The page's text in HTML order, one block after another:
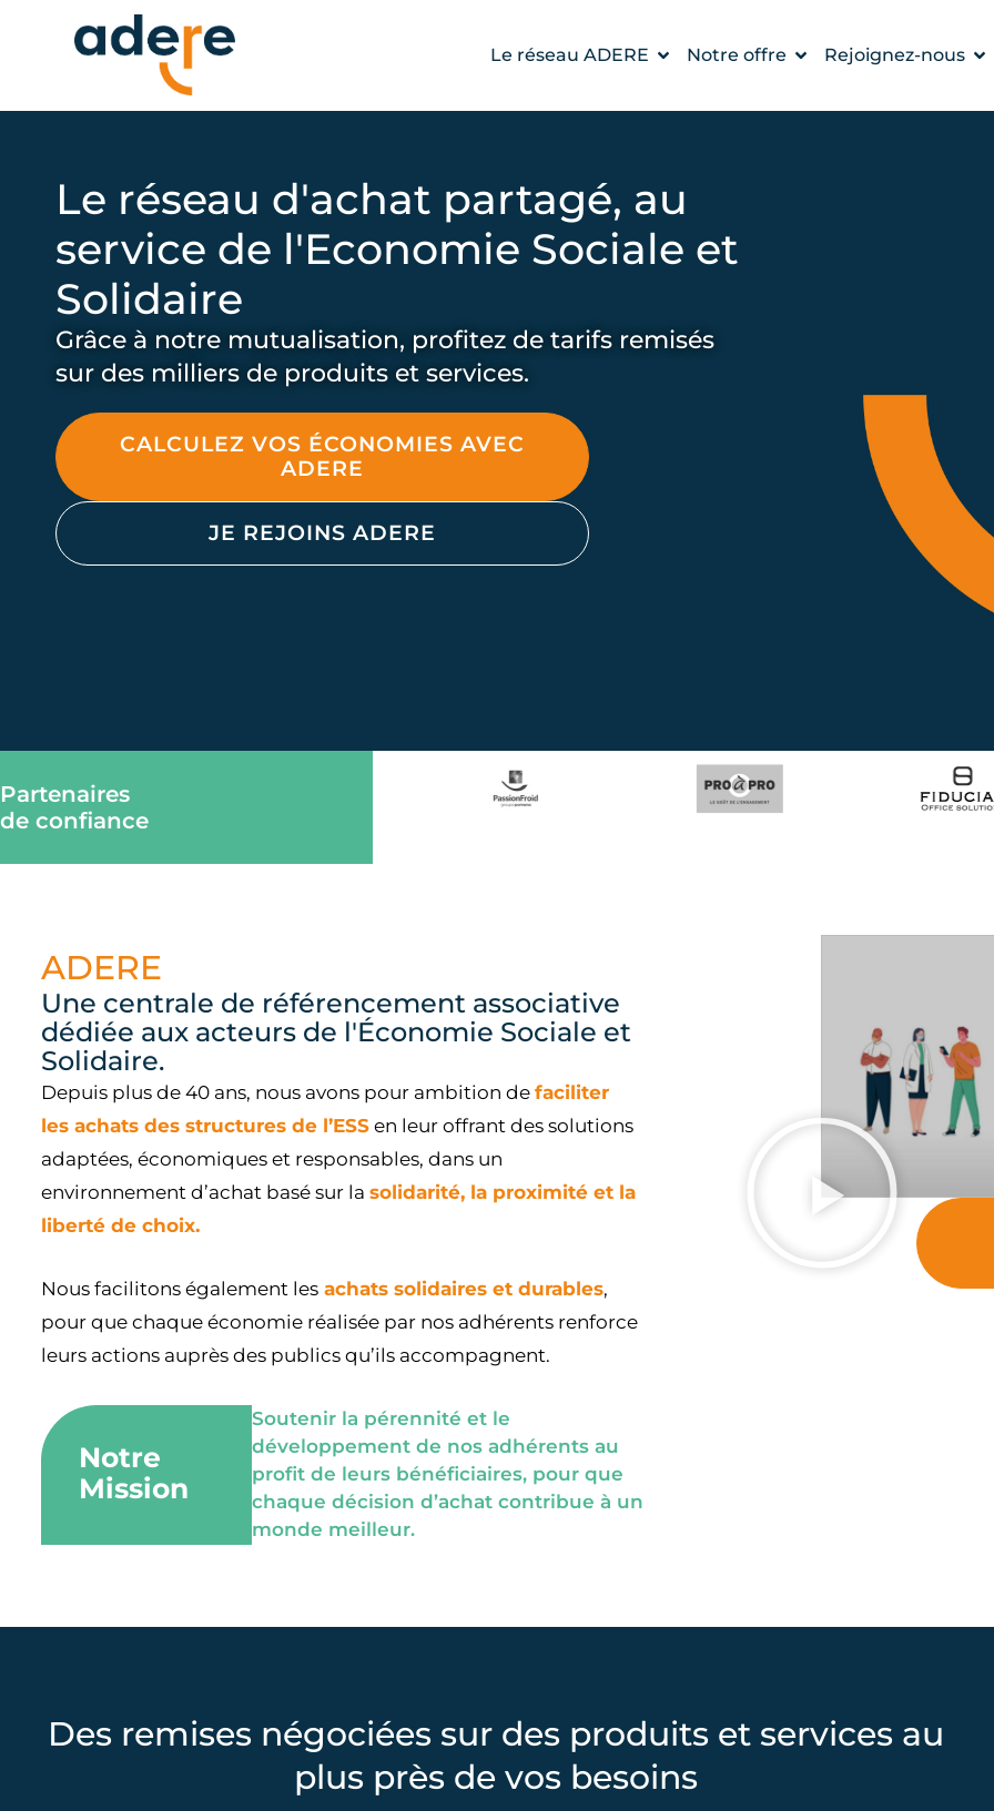
Le réseau ADERE OUVRIR LE RÉSEAU ADERE
Notre offre OUVRIR NOTRE
Rejoignez-nous
Le réseau d'achat partagé, au
service de l'Economie Sociale et
Solidaire
Grâce à notre mutualisation, profitez de tarifs remisés
sur des milliers de produits et services.
CALCULEZ VOS ÉCONOMIES AVEC
ADERE
JE REJOINS ADERE
Partenaires
de confiance
ADERE
Une centrale de référencement associative
dédiée aux acteurs de l'Économie Sociale et
Solidaire.
Depuis plus de 40 ans, nous avons pour ambition de faciliter
les achats des structures de l’ESSen leur offrant des solutions
adaptées, économiques et responsables, dans un
environnement d’achat basé sur la solidarité, la proximité et la
liberté de choix.
Nous facilitons également les achats solidaires et durables,
pour que chaque économie réalisée par nos adhérents renforce
leurs actions auprès des publics qu’ils accompagnent.
Notre
Mission
Soutenir la pérennité et le
développement de nos adhérents au
profit de leurs bénéficiaires, pour que
chaque décision d’achat contribue à un
monde meilleur.
Des remises négociées sur des produits et services au
plus près de vos besoins